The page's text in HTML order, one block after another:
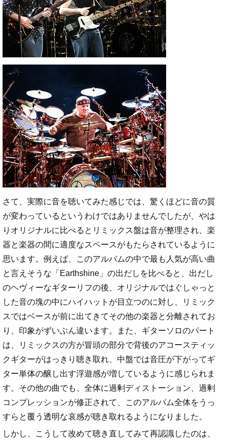
さて、実際に音を聴いてみた感じでは、驚くほどに音の質
が変わっているというわけではありませんでしたが、やは
りオリジナルに比べるとリミックス盤は音が整理され、楽
器と楽器の間に適度なスペースがもたらされているように
思います。例えば、このアルバムの中で最も人気が高い曲
と言えそうな「Earthshine」の出だしを比べると、出だし
のヘヴィーなギターリフの後、オリジナルではぐしゃっと
した音の塊の中にハイハットが目立つのに対し、リミック
スではベースが前に出てきてその他の楽器と分離されてお
り、印象がずいぶん違います。また、ギターソロのパート
は、リミックスの方が冒頭の部分で背後のアコースティッ
クギターがはっきり聴き取れ、中盤では音圧が下がってギ
ター単体の醸し出す浮遊感が増しているように感じられま
す。その他の曲でも、全体に過剰ディストーション、過剰
コンプレッションが修正されて、このアルバム全体をうっ
すらと覆う透明な哀感が聴き取れるようになりました。
しかし、こうして改めて聴き直してみて再認識したのは、